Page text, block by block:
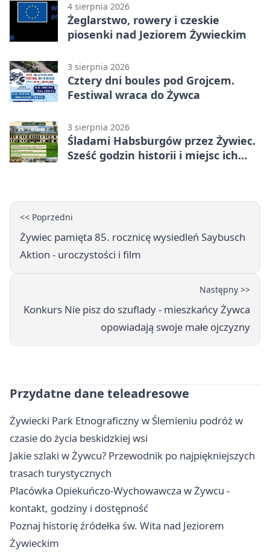
4 sierpnia 2026
Żeglarstwo, rowery i czeskie
piosenki nad Jeziorem Żywieckim
3 sierpnia 2026
Cztery dni boules pod Grojcem.
Festiwal wraca do Żywca
3 sierpnia 2026
Śladami Habsburgów przez Żywiec.
Sześć godzin historii i miejsc ich
<< Poprzedni
Żywiec pamięta 85. rocznicę wysiedleń Saybusch
Aktion - uroczystości i film
Następny >>
Konkurs Nie pisz do szuflady - mieszkańcy Żywca
opowiadają swoje małe ojczyzny
Przydatne dane teleadresowe
Żywiecki Park Etnograficzny w Ślemieniu podróż w
czasie do życia beskidzkiej wsi
Jakie szlaki w Żywcu? Przewodnik po najpiękniejszych
trasach turystycznych
Placówka Opiekuńczo-Wychowawcza w Żywcu -
kontakt, godziny i dostępność
Poznaj historię źródełka św. Wita nad Jeziorem
Żywieckim